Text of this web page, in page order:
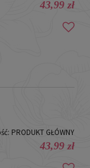
43,99 zł
PRODUKT GŁÓWNY
43,99 zł